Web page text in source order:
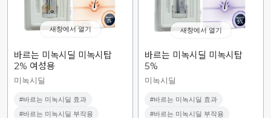
새창에서 열기
바르는 미녹시딜 미녹시탑
2% 여성용
미녹시딜
#바르는 미녹시딜 효과
#바르는 미녹시딜 부작용
새창에서 열기
바르는 미녹시딜 미녹시탑
5%
미녹시딜
#바르는 미녹시딜 효과
#바르는 미녹시딜 부작용